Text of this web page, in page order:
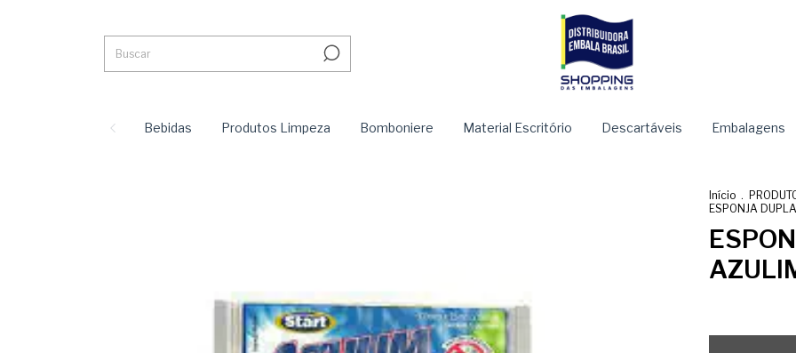
Bebidas Produtos Limpeza Bomboniere Material Escritório Descartáveis Embalagens
Início .
ESPONJA